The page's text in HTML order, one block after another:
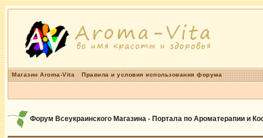
Магазин Aroma-Vita Правила и условия использования форума
Форум Всеукраинского Магазина - Портала по Ароматерапии и